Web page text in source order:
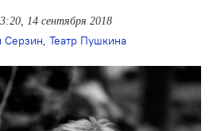
14 сентября 2018
Серзин, Театр Пушкина